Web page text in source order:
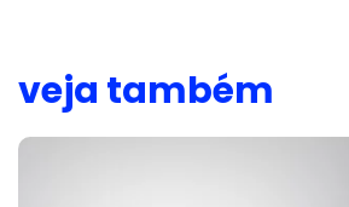
veja também